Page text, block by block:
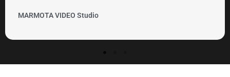
MARMOTA VIDEO Studio